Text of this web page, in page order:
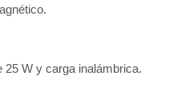
25 W y carga inalámbrica.